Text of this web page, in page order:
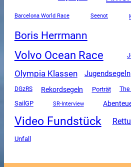
Barcelona World Race Seenot
Boris Herrmann
Volvo Ocean Race
Olympia Klassen Jugendsegeln
DGzRS Rekordsegeln Porträt The
SailGP SR-Interview
Video Fundstück
Unfall